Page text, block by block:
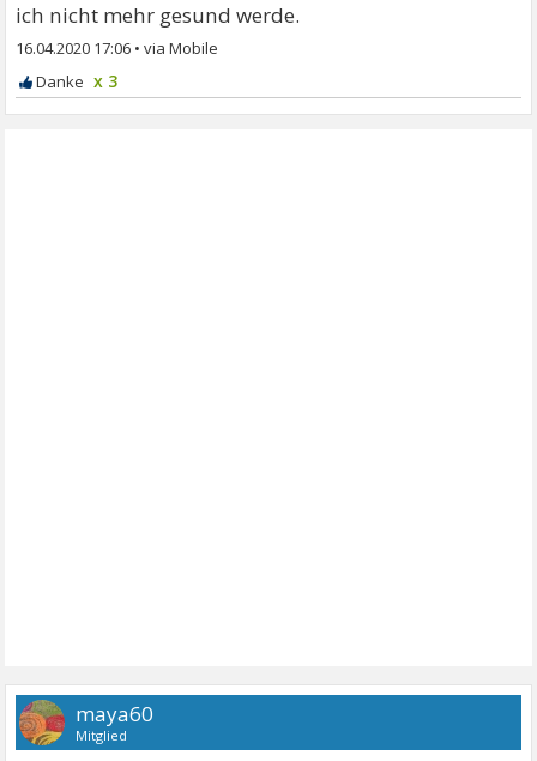
ich nicht mehr gesund werde.
16.04.2020 17:06 •
x 3
maya60
Mitglied